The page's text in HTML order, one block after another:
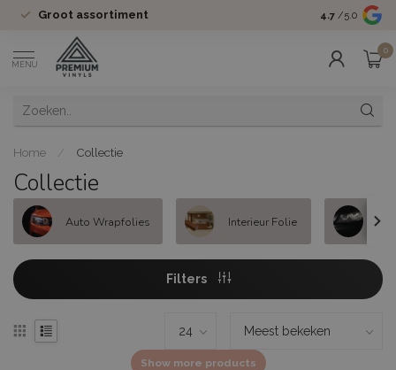
Groot assortiment 4.7 /5.0
MENU
0
Home / Collectie
Collectie
Auto Wrapfolies Interieur Folie
Filters
Show more products